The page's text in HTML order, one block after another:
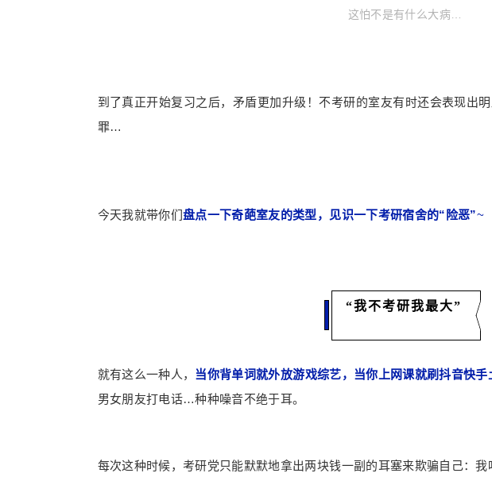
这怕不是有什么大病…
到了真正开始复习之后，矛盾更加升级！不考研的室友有时还会表现出
罪…
今天我就带你们盘点一下奇葩室友的类型，见识一下考研宿舍的“险恶”~
“我不考研我最大”
就有这么一种人， 当你背单词就外放游戏综艺，当你上网课就刷抖音快手
男女朋友打电话…种种噪音不绝于耳。
每次这种时候，考研党只能默默地拿出两块钱一副的耳塞来欺骗自己：